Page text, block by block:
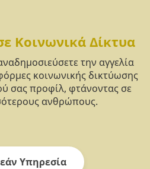
Κοινωνικά Δίκτυα
την αγγελία
κοινωνικής δικτύωσης
σας προφίλ, φτάνοντας σε
ανθρώπους.
Υπηρεσία